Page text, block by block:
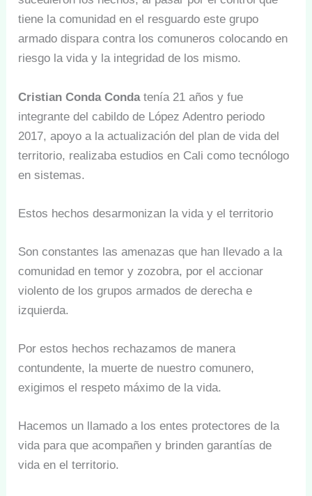
tiene la comunidad en el resguardo este grupo
armado dispara contra los comuneros colocando en
riesgo la vida y la integridad de los mismo.
Cristian Conda Condatenía 21 años y fue
integrante del cabildo de López Adentro periodo
2017, apoyo a la actualización del plan de vida del
territorio, realizaba estudios en Cali como tecnólogo
en sistemas.
Estos hechos desarmonizan la vida y el territorio
Son constantes las amenazas que han llevado a la
comunidad en temor y zozobra, por el accionar
violento de los grupos armados de derecha e
izquierda.
Por estos hechos rechazamos de manera
contundente, la muerte de nuestro comunero,
exigimos el respeto máximo de la vida.
Hacemos un llamado a los entes protectores de la
vida para que acompañen y brinden garantías de
vida en el territorio.